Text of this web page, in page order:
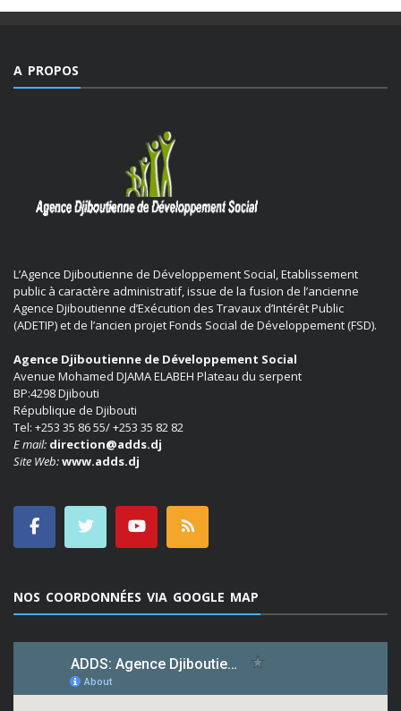
A PROPOS
L’Agence Djiboutienne de Développement Social, Etablissement
public à caractère administratif, issue de la fusion de l’ancienne
Agence Djiboutienne d’Exécution des Travaux d’Intérêt Public
(ADETIP) et de l’ancien projet Fonds Social de Développement (FSD).
Agence Djiboutienne de Développement Social
Avenue Mohamed DJAMA ELABEH Plateau du serpent
BP:4298 Djibouti
République de Djibouti
Tel: +253 35 86 55/ +253 35 82 82
E mail: direction@adds.dj
Site Web:www.adds.dj
NOS COORDONNÉES VIA GOOGLE MAP